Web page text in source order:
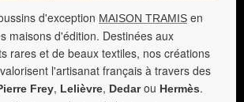
d'exception MAISON TRAMIS en
maisons d'édition. Destinées aux
rares et de beaux textiles, nos créations
l'artisanat français à travers des
Frey, Lelièvre, Dedarou Hermès.